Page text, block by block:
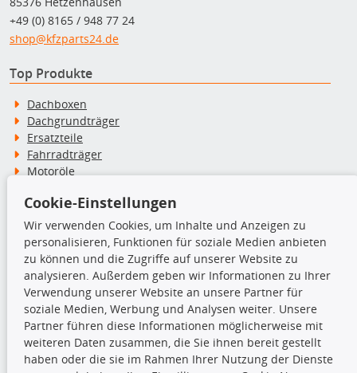
+49 (0) 8165 / 948 77 24
shop@kfzparts24.de
Top Produkte
Dachboxen
Dachgrundträger
Ersatzteile
Fahrradträger
Motoröle
Schneeketten
TecDoc Inside
Die hier angezeigten Daten insbesondere die gesamte Datenbank dürfen
nicht kopiert werden.
Cookie-Einstellungen
Wir verwenden Cookies, um Inhalte und Anzeigen zu
personalisieren, Funktionen für soziale Medien anbieten
zu können und die Zugriffe auf unserer Website zu
analysieren. Außerdem geben wir Informationen zu Ihrer
Verwendung unserer Website an unsere Partner für
soziale Medien, Werbung und Analysen weiter. Unsere
Partner führen diese Informationen möglicherweise mit
weiteren Daten zusammen, die Sie ihnen bereit gestellt
haben oder die sie im Rahmen Ihrer Nutzung der Dienste